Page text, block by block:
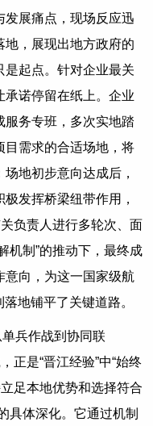
展痛点，现场反应迅
，展现出地方政府的
起点。针对企业最关
诺停留在纸上。企业
服务专班，多次实地踏
目需求的合适场地，将
地初步意向达成后，
发挥桥梁纽带作用，
负责人进行多轮次、面
机制”的推动下，最终成
向，为这一国家级航
地铺平了关键道路。
单兵作战到协同联
正是“晋江经验”中“始终
足本地优势和选择符合
具体深化。它通过机制